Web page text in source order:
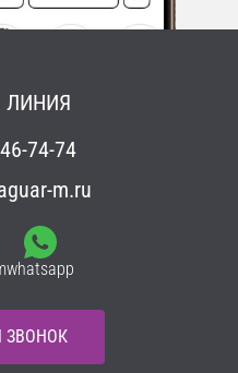
ЛИНИЯ
74-74
m.ru
whatsapp
ЗВОНОК